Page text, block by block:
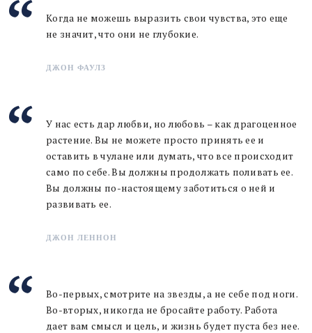
Когда не можешь выразить свои чувства, это еще
не значит, что они не глубокие.
ДЖОН ФАУЛЗ
У нас есть дар любви, но любовь – как драгоценное
растение. Вы не можете просто принять ее и
оставить в чулане или думать, что все происходит
само по себе. Вы должны продолжать поливать ее.
Вы должны по-настоящему заботиться о ней и
развивать ее.
ДЖОН ЛЕННОН
Во-первых, смотрите на звезды, а не себе под ноги.
Во-вторых, никогда не бросайте работу. Работа
дает вам смысл и цель, и жизнь будет пуста без нее.